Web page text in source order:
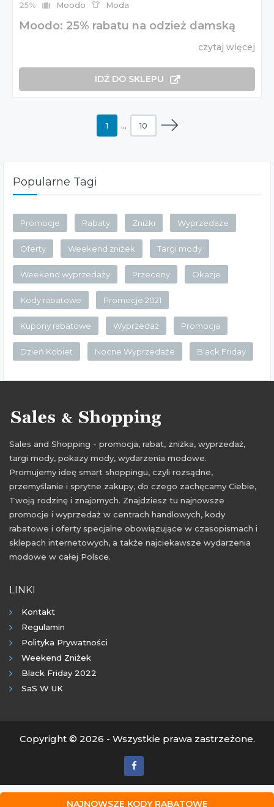
25% Moodo Moda
Moodo: 25% rabatu na odzież damską
czytaj więcej
IDŹ DO SKLEPU
1 … 10
Popularne Tagi
Promocje Rabaty Zniżki Wyprzedaże
Oferty Weekend zniżek Targi mody
Weekend wyprzedaży Przeceny Okazje
Kody rabatowe Promocje 2021
Kupony rabatowe Wyprzedaż Promocja
Dzień Kobiet Nocne Wyprzedaże Black Friday
NAJNOWSZE KODY RABATOWE
Sales and Shopping - promocja, rabat, zniżka, wyprzedaż,
targi mody, pokazy mody, wydarzenia modowe.
Promujemy ideę smart shoppingu, czyli rozsądne,
przemyślanie i sprytne zakupy, do czego zachęcamy Ciebie,
Twoją rodzinę i znajomych. Znajdziesz tu najnowsze
promocje i wyprzedaż w centrach handlowych, kody
rabatowe i oferty specjalne obowiązujące w czasopismach i
sklepach internetowych, a także najciekawsze wydarzenia
modowe w całej Polsce.
LINKI
Kontakt
Regulamin
Polityka Prywatności
Weekend Zniżek
Black Friday 2022
SaS W UK
Copyright © 2026 - Wszystkie prawa zastrzeżone.